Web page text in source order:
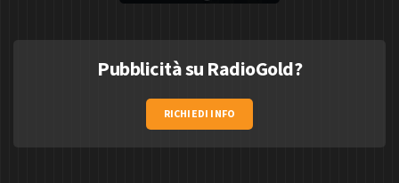
Pubblicità su RadioGold?
RICHIEDI INFO